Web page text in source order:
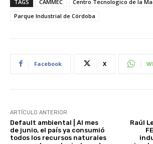
TAGS CAMMEC
Centro Tecnologico de la
Parque Industrial de Córdoba
Facebook X
ARTÍCULO ANTERIOR
Default ambiental | Al mes
de junio, el país ya consumió
todos los recursos naturales
Raúl